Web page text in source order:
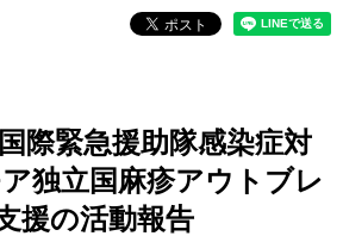
際緊急援助隊感染症対
独立国麻疹アウトブレ
援の活動報告